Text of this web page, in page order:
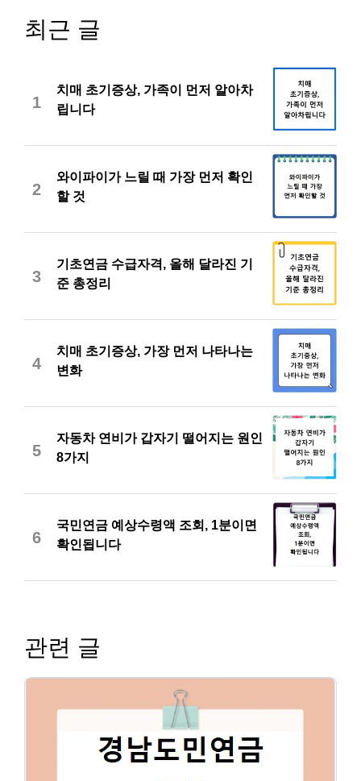
최근 글
1
치매 초기증상, 가족이 먼저 알아차
립니다
2
와이파이가 느릴 때 가장 먼저 확인
할 것
3
기초연금 수급자격, 올해 달라진 기
준 총정리
4
치매 초기증상, 가장 먼저 나타나는
변화
5
자동차 연비가 갑자기 떨어지는 원인
8가지
6
국민연금 예상수령액 조회, 1분이면
확인됩니다
관련 글